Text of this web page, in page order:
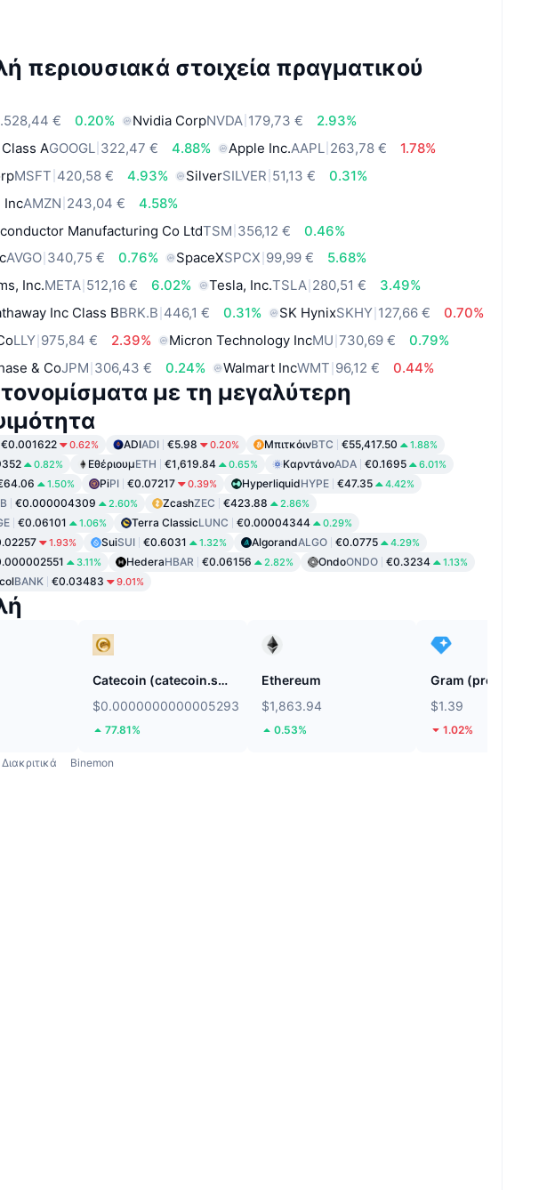
περιουσιακά στοιχεία πραγματικού
€ 0.20% Nvidia CorpNVDA 179,73 €
2.93%
AGOOGL 322,47 € 4.88% Apple Inc.AAPL 263,78 €
1.78%
MSFT 420,58 € 4.93% SilverSILVER 51,13 €
0.31%
IncAMZN 243,04 €
4.58%
Manufacturing Co LtdTSM 356,12 €
0.46%
AVGO 340,75 € 0.76% SpaceXSPCX 99,99 €
5.68%
Inc.META 512,16 € 6.02% Tesla, Inc.TSLA 280,51 €
3.49%
Inc Class BBRK.B 446,1 € 0.31% SK HynixSKHY 127,66 €
0.70%
LLY 975,84 € 2.39% Micron Technology IncMU 730,69 €
0.79%
& CoJPM 306,43 € 0.24% Walmart IncWMT 96,12 € 0.44%
με τη μεγαλύτερη
€0.001622 0.62% ADIADI €5.98 0.20% ΜπιτκόινBTC €55,417.50 1.88%
0.82% ΕθέριουμETH €1,619.84 0.65% ΚαρντάνοADA €0.1695 6.01%
1.50% PiPI €0.07217 0.39% HyperliquidHYPE €47.35 4.42%
€0.000004309 2.60% ZcashZEC €423.88 2.86%
€0.06101 1.06% Terra ClassicLUNC €0.00004344 0.29%
1.93% SuiSUI €0.6031 1.32% AlgorandALGO €0.0775 4.29%
3.11% HederaHBAR €0.06156 2.82% OndoONDO €0.3234 1.13%
BANK €0.03483 9.01%
Catecoin (catecoin.shop)
$0.0000000000005293
77.81%
Ethereum
$1,863.94
0.53%
Gram (prev. Toncoin)
$1.39
1.02%
Διακριτικά Binemon